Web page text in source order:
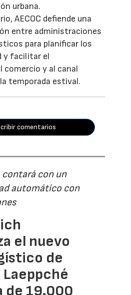
urbana.
AECOC defiende una
entre administraciones
para planificar los
y facilitar el
y al canal
temporada estival.
comentarios
con un
automático con
el nuevo
de
de 19.000